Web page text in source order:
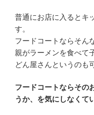
普通にお店に入るとキ
す。
フードコートならそん
親がラーメンを食べて
どん屋さんというのも
フードコートならその
うか、を気にしなくて